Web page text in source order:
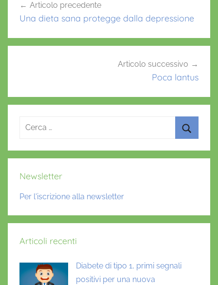
o
k
p
articoli
Articolo precedente
Una dieta sana protegge dalla depressione
Articolo successivo
Poca lantus
Ricerca
Newsletter
Per l'iscrizione alla newsletter
Articoli recenti
Diabete di tipo 1, primi segnali
positivi per una nuova